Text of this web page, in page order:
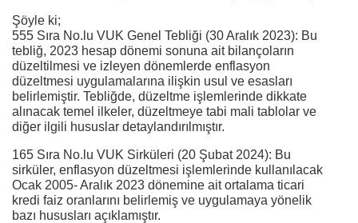
Şöyle ki;
555 Sıra No.lu VUK Genel Tebliği (30 Aralık 2023): Bu
tebliğ, 2023 hesap dönemi sonuna ait bilançoların
düzeltilmesi ve izleyen dönemlerde enflasyon
düzeltmesi uygulamalarına ilişkin usul ve esasları
belirlemiştir. Tebliğde, düzeltme işlemlerinde dikkate
alınacak temel ilkeler, düzeltmeye tabi mali tablolar ve
diğer ilgili hususlar detaylandırılmıştır.
165 Sıra No.lu VUK Sirküleri (20 Şubat 2024): Bu
sirküler, enflasyon düzeltmesi işlemlerinde kullanılacak
Ocak 2005- Aralık 2023 dönemine ait ortalama ticari
kredi faiz oranlarını belirlemiş ve uygulamaya yönelik
bazı hususları açıklamıştır.